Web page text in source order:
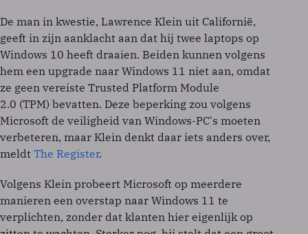
De man in kwestie, Lawrence Klein uit Californië,
geeft in zijn aanklacht aan dat hij twee laptops op
Windows 10 heeft draaien. Beiden kunnen volgens
hem een upgrade naar Windows 11 niet aan, omdat
ze geen vereiste Trusted Platform Module
2.0 (TPM) bevatten. Deze beperking zou volgens
Microsoft de veiligheid van Windows-PC's moeten
verbeteren, maar Klein denkt daar iets anders over,
meldt The Register.
Volgens Klein probeert Microsoft op meerdere
manieren een overstap naar Windows 11 te
verplichten, zonder dat klanten hier eigenlijk op